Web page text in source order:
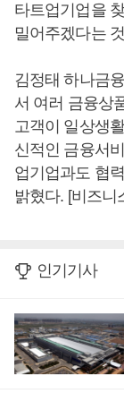
타트업기업을
밀어주겠다는
김정태 하나금
서 여러 금융상
고객이 일상생
신적인 금융서
업기업과도 협
밝혔다. [비즈니
인기기사